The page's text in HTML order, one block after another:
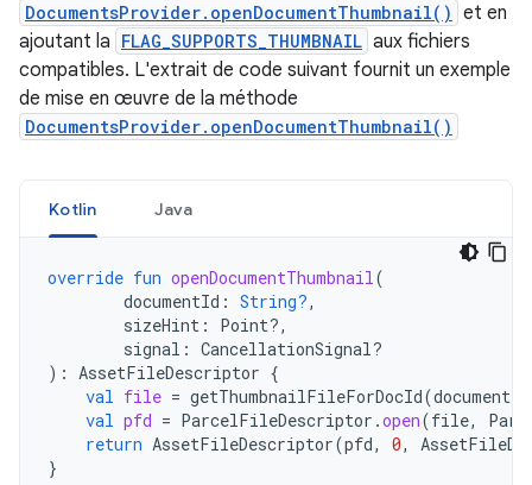
DocumentsProvider.openDocumentThumbnail() et en
ajoutant la FLAG_SUPPORTS_THUMBNAIL aux fichiers
compatibles. L'extrait de code suivant fournit un exemple
de mise en œuvre de la méthode
DocumentsProvider.openDocumentThumbnail()
Kotlin Java
override fun openDocumentThumbnail(
documentId : String?,
sizeHint :
Point?,
signal : CancellationSignal?
): AssetFileDescriptor {
val file = getThumbnailFileForDocId(documentId
val pfd = ParcelFileDescriptor .open(file,
return AssetFileDescriptor(pfd, 0,
}